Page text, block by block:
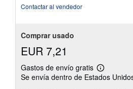
Contactar al vendedor
Comprar usado
EUR 7,21
Gastos de envío gratis
Más
Se envía dentro de Estados